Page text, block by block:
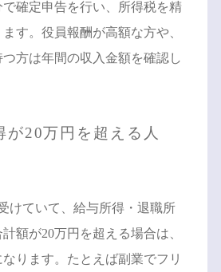
確定申告を行い、所得税を精
す。役員報酬が高額な方や、
方は年間の収入金額を確認し
が20万円を超える人
けていて、給与所得・退職所
額が20万円を超える場合は、
ります。たとえば副業でフリ